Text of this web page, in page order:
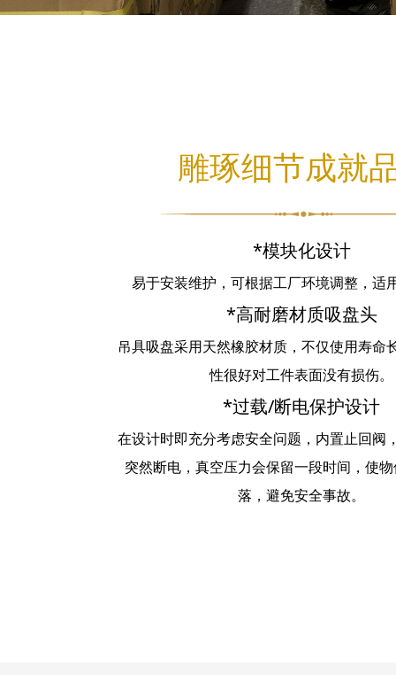
雕琢细节成就
*模块化设计
易于安装维护，可根据工厂环境调整，适
*高耐磨材质吸盘头
吊具吸盘采用天然橡胶材质，不仅使用寿命
性很好对工件表面没有损伤。
*过载/断电保护设计
在设计时即充分考虑安全问题，内置止回阀
突然断电，真空压力会保留一段时间，使
落，避免安全事故。